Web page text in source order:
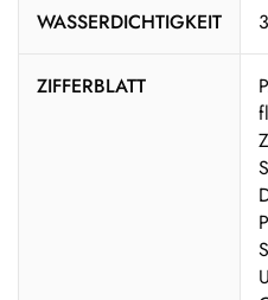
WASSERDICHTIGKEIT
ZIFFERBLATT